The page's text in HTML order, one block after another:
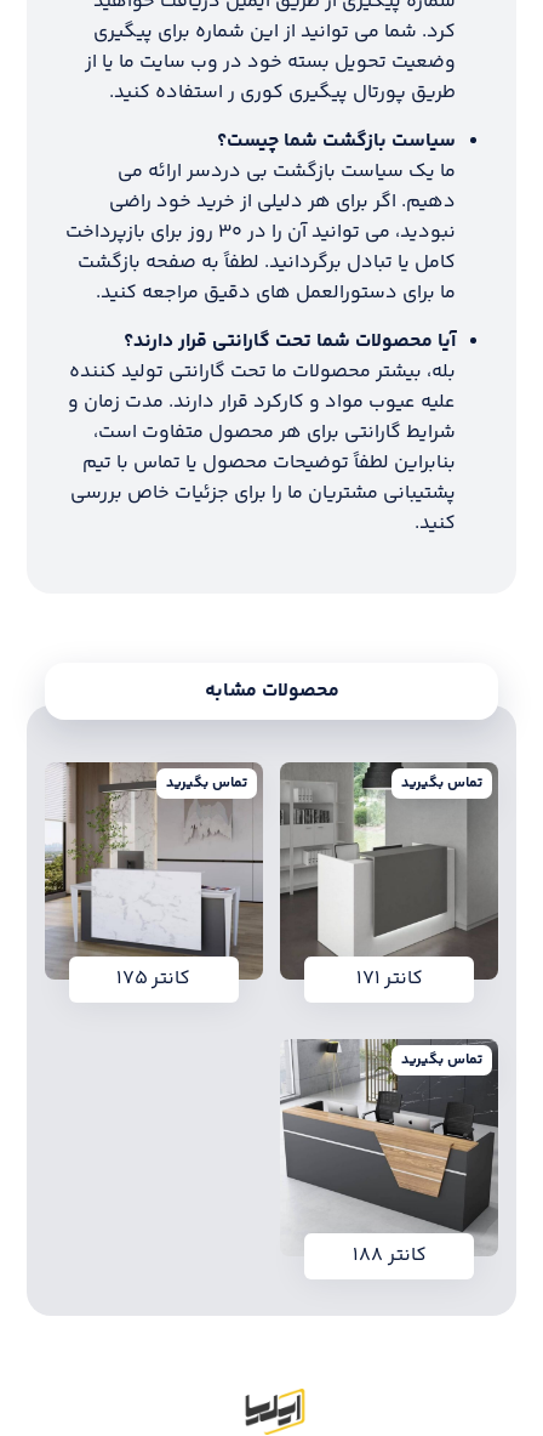
کرد. شما می توانید از این شماره برای پیگیری
وضعیت تحویل بسته خود در وب سایت ما یا از
طریق پورتال پیگیری کوری ر استفاده کنید.
سیاست بازگشت شما چیست؟
ما یک سیاست بازگشت بی دردسر ارائه می
دهیم. اگر برای هر دلیلی از خرید خود راضی
نبودید، می توانید آن را در ۳۰ روز برای بازپرداخت
کامل یا تبادل برگردانید. لطفاً به صفحه بازگشت
ما برای دستورالعمل های دقیق مراجعه کنید.
آیا محصولات شما تحت گارانتی قرار دارند؟
بله، بیشتر محصولات ما تحت گارانتی تولید کننده
علیه عیوب مواد و کارکرد قرار دارند. مدت زمان و
شرایط گارانتی برای هر محصول متفاوت است،
بنابراین لطفاً توضیحات محصول یا تماس با تیم
پشتیبانی مشتریان ما را برای جزئیات خاص بررسی
کنید.
محصولات مشابه
کانتر ۱۷۱
تماس بگیرید
کانتر ۱۷۵
تماس بگیرید
کانتر ۱۸۸
تماس بگیرید